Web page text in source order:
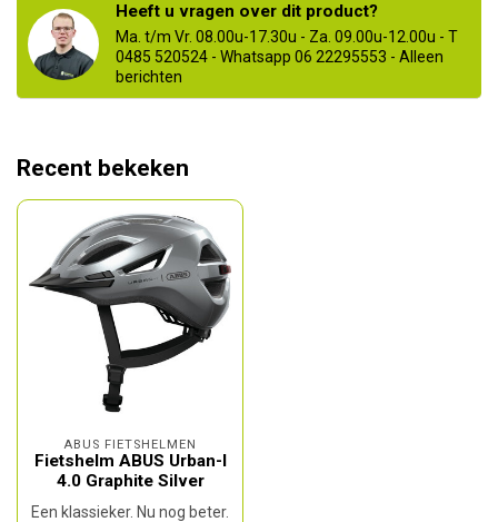
Heeft u vragen over dit product?
Ma. t/m Vr. 08.00u-17.30u - Za. 09.00u-12.00u - T
0485 520524 - Whatsapp 06 22295553 - Alleen
berichten
Recent bekeken
ABUS FIETSHELMEN
Fietshelm ABUS Urban-I
4.0 Graphite Silver
Een klassieker. Nu nog beter.